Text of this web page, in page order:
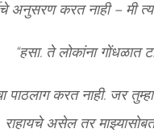
अनुसरण करत नाही – मी
“हसा. ते लोकांना गोंधळात
पाठलाग करत नाही. जर
राहायचे असेल तर माझ्यासोबत